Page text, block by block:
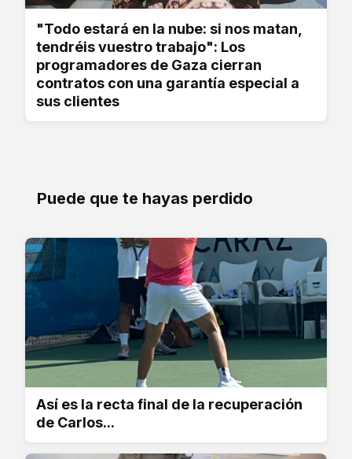
"Todo estará en la nube: si nos matan,
tendréis vuestro trabajo": Los
programadores de Gaza cierran
contratos con una garantía especial a
sus clientes
Puede que te hayas perdido
Así es la recta final de la recuperación
de Carlos...